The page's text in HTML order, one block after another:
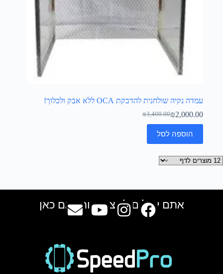
עמדה נקיה שולחנית להדבקת OCA ללא אבק ולכלוך!
₪3,400.00₪2,000.00
הוספה לסל
אתם יכולים למצוא אותנו גם כאן